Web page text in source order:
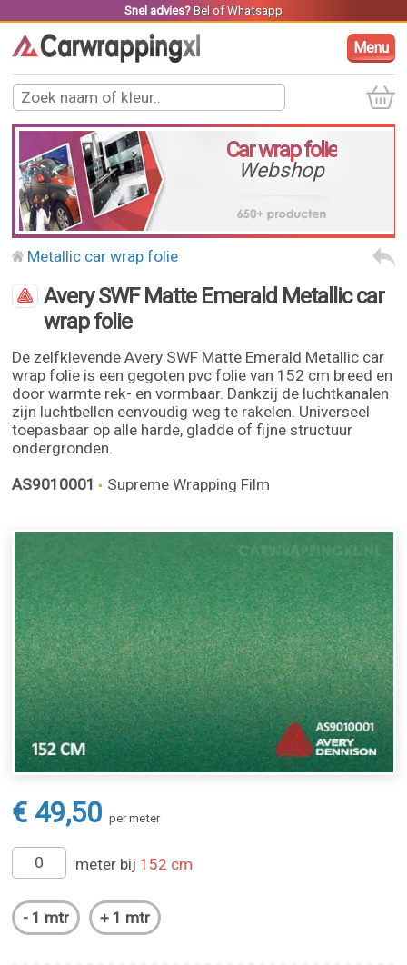
Snel advies? Belof Whatsapp
Menu
Car wrap folie
Webshop
Metallic car wrap folie
Avery SWF Matte Emerald Metallic car
wrap folie
De zelfklevende Avery SWF Matte Emerald Metallic car
wrap folie is een gegoten pvc folie van 152 cm breed en
door warmte rek- en vormbaar. Dankzij de luchtkanalen
zijn luchtbellen eenvoudig weg te rakelen. Universeel
toepasbaar op alle harde, gladde of fijne structuur
ondergronden.
AS9010001
Supreme Wrapping Film
€ 49,50 per meter
meter bij 152 cm